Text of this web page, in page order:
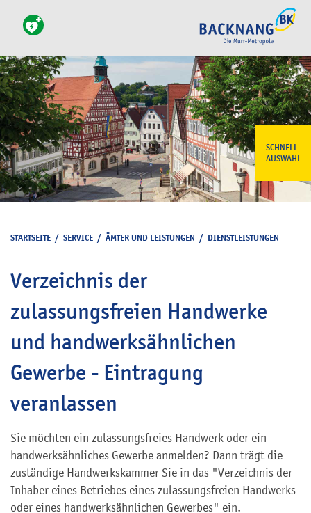
SCHNELL-
AUSWAHL
STARTSEITE / SERVICE / ÄMTER UND LEISTUNGEN / DIENSTLEISTUNGEN
Verzeichnis der
zulassungsfreien Handwerke
und handwerksähnlichen
Gewerbe - Eintragung
veranlassen
Sie möchten ein zulassungsfreies Handwerk oder ein
handwerksähnliches Gewerbe anmelden? Dann trägt die
zuständige Handwerkskammer Sie in das "Verzeichnis der
Inhaber eines Betriebes eines zulassungsfreien Handwerks
oder eines handwerksähnlichen Gewerbes" ein.